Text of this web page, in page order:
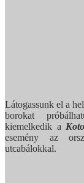
Látogassunk el a
borokat
kiemelkedik a
esemény az
utcabálokkal.